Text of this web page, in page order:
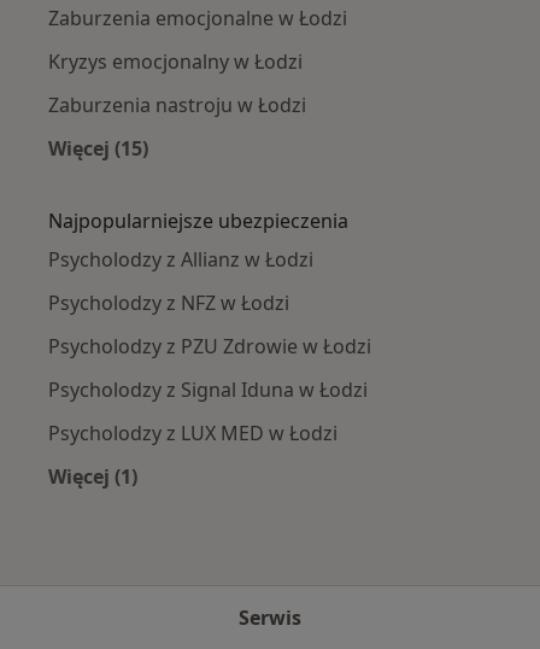
Zaburzenia emocjonalne w Łodzi
Kryzys emocjonalny w Łodzi
Zaburzenia nastroju w Łodzi
Więcej (15)
Najpopularniejsze ubezpieczenia
Psycholodzy z Allianz w Łodzi
Psycholodzy z NFZ w Łodzi
Psycholodzy z PZU Zdrowie w Łodzi
Psycholodzy z Signal Iduna w Łodzi
Psycholodzy z LUX MED w Łodzi
Więcej (1)
Serwis